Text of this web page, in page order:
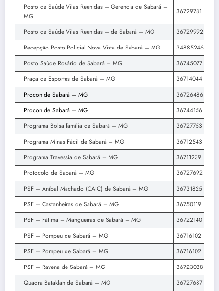
Posto de Saúde Vilas Reunidas – Gerencia de Sabará –
MG
36729781
Posto de Saúde Vilas Reunidas – de Sabará – MG
36729992
Recepção Posto Policial Nova Vista de Sabará – MG
34885246
Posto Saúde Rosário de Sabará – MG
36745077
Praça de Esportes de Sabará – MG
36714044
Procon de Sabará – MG
36726486
Procon de Sabará – MG
36744156
Programa Bolsa família de Sabará – MG
36727753
Programa Minas Fácil de Sabará – MG
36712543
Programa Travessia de Sabará – MG
36711239
Protocolo de Sabará – MG
36727692
PSF – Aníbal Machado (CAIC) de Sabará – MG
36731825
PSF – Castanheiras de Sabará – MG
36750119
PSF – Fátima – Mangueiras de Sabará – MG
36722140
PSF – Pompeu de Sabará – MG
36716102
PSF – Pompeu de Sabará – MG
36716102
PSF – Ravena de Sabará – MG
36723038
Quadra Bataklan de Sabará – MG
36727687